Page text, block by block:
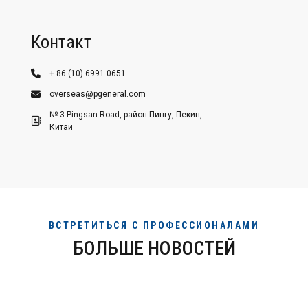
Контакт
+ 86 (10) 6991 0651
overseas@pgeneral.com
№ 3 Pingsan Road, район Пингу, Пекин,
Китай
ВСТРЕТИТЬСЯ С ПРОФЕССИОНАЛАМИ
БОЛЬШЕ НОВОСТЕЙ